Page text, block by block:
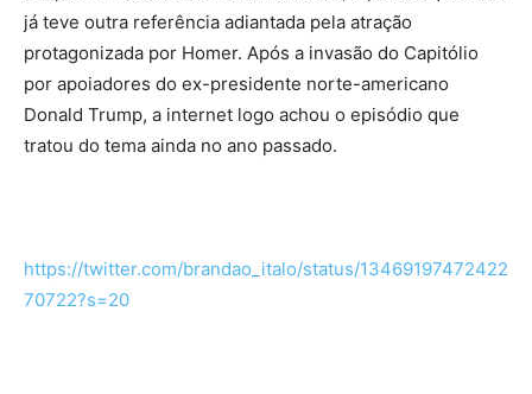
já teve outra referência adiantada pela atração
protagonizada por Homer. Após a invasão do Capitólio
por apoiadores do ex-presidente norte-americano
Donald Trump, a internet logo achou o episódio que
tratou do tema ainda no ano passado.
https://twitter.com/brandao_italo/status/13469197472422
70722?s=20